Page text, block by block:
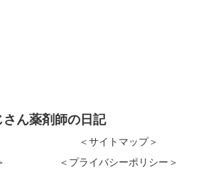
さん薬剤師の日記
＜サイトマップ＞
＜プライバシーポリシー＞